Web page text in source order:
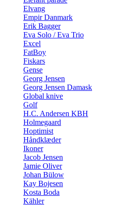
Elvang
Empir Danmark
Erik Bagger
Eva Solo / Eva Trio
Excel
FatBoy
Fiskars
Gense
Georg Jensen
Georg Jensen Damask
Global knive
Golf
H.C. Andersen KBH
Holmegaard
Hoptimist
Håndklæder
Ikoner
Jacob Jensen
Jamie Oliver
Johan Bülow
Kay Bojesen
Kosta Boda
Kähler